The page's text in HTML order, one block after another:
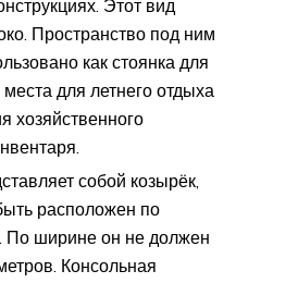
Этот вид
Пространство под ним
как стоянка для
для летнего отдыха
хозяйственного
собой козырёк,
расположен по
По ширине он не должен
Консольная